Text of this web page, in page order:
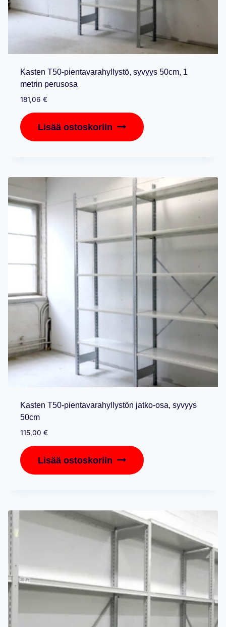
Kasten T50-pientavarahyllystö, syvyys 50cm, 1
metrin perusosa
181,06 €
Lisää ostoskoriin
Kasten T50-pientavarahyllystön jatko-osa, syvyys
50cm
115,00 €
Lisää ostoskoriin